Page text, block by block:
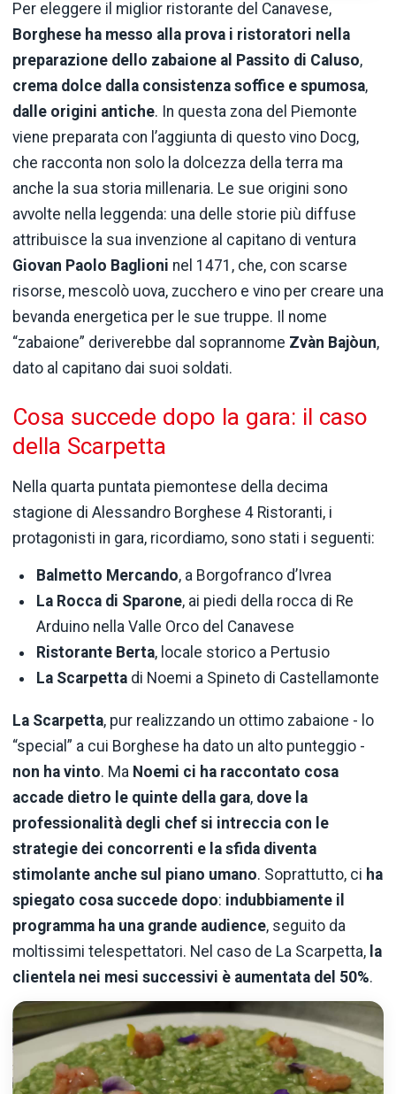
Per eleggere il miglior ristorante del Canavese,
Borghese ha messo alla prova i ristoratori nella
preparazione dello zabaione al Passito di Caluso,
crema dolce dalla consistenza soffice e spumosa,
dalle origini antiche. In questa zona del Piemonte
viene preparata con l’aggiunta di questo vino Docg,
che racconta non solo la dolcezza della terra ma
anche la sua storia millenaria. Le sue origini sono
avvolte nella leggenda: una delle storie più diffuse
attribuisce la sua invenzione al capitano di ventura
Giovan Paolo Baglioni nel 1471, che, con scarse
risorse, mescolò uova, zucchero e vino per creare una
bevanda energetica per le sue truppe. Il nome
“zabaione” deriverebbe dal soprannome Zvàn Bajòun,
dato al capitano dai suoi soldati.
Cosa succede dopo la gara: il caso
della Scarpetta
Nella quarta puntata piemontese della decima
stagione di Alessandro Borghese 4 Ristoranti, i
protagonisti in gara, ricordiamo, sono stati i seguenti:
Balmetto Mercando, a Borgofranco d’Ivrea
La Rocca di Sparone, ai piedi della rocca di Re
Arduino nella Valle Orco del Canavese
Ristorante Berta, locale storico a Pertusio
La Scarpetta di Noemi a Spineto di Castellamonte
La Scarpetta, pur realizzando un ottimo zabaione - lo
“special” a cui Borghese ha dato un alto punteggio -
non ha vinto. Ma Noemi ci ha raccontato cosa
accade dietro le quinte della gara, dove la
professionalità degli chef si intreccia con le
strategie dei concorrenti e la sfida diventa
stimolante anche sul piano umano. Soprattutto, ci ha
spiegato cosa succede dopo: indubbiamente il
programma ha una grande audience, seguito da
moltissimi telespettatori. Nel caso de La Scarpetta, la
clientela nei mesi successivi è aumentata del 50%.